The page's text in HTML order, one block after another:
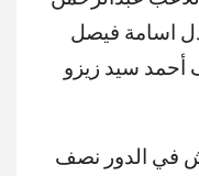
85 فيما تعادل اسامة فيصل
أحمد سيد زيزو
في الدور نصف